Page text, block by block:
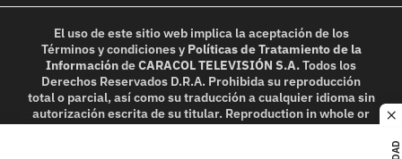
El uso de este sitio web implica la aceptación de los
Términos y condicionesy Políticas de Tratamiento de la
InformacióndeCARACOL TELEVISIÓN S.A.Todos los
Derechos Reservados D.R.A. Prohibida su reproducción
total o parcial, así como su traducción a cualquier idioma sin
autorización escrita de su titular. Reproduction in whole or
in part, or translation without written permission is